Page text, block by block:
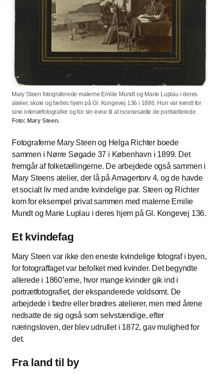
Mary Steen fotograferede malerne Emilie Mundt og Marie Luplau i deres
atelier, skole og fælles hjem på Gl. Kongevej 136 i 1886. Hun var kendt for
sine interiørfotografier og for sin evne til at iscenesætte de portrætterede.
Foto: Mary Steen.
Fotograferne Mary Steen og Helga Richter boede
sammen i Nørre Søgade 37 i København i 1899. Det
fremgår af folketællingerne. De arbejdede også sammen i
Mary Steens atelier, der lå på Amagertorv 4, og de havde
et socialt liv med andre kvindelige par. Steen og Richter
kom for eksempel privat sammen med malerne Emilie
Mundt og Marie Luplau i deres hjem på Gl. Kongevej 136.
Et kvindefag
Mary Steen var ikke den eneste kvindelige fotograf i byen,
for fotograffaget var befolket med kvinder. Det begyndte
allerede i 1860’erne, hvor mange kvinder gik ind i
portrætfotografiet, der ekspanderede voldsomt. De
arbejdede i fædre eller brødres atelierer, men med årene
nedsatte de sig også som selvstændige, efter
næringsloven, der blev udrullet i 1872, gav mulighed for
det.
Fra land til by